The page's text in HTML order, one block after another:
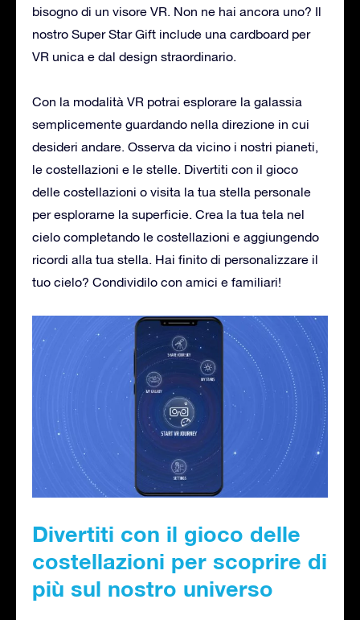
bisogno di un visore VR. Non ne hai ancora uno? Il
nostro Super Star Gift include una cardboard per
VR unica e dal design straordinario.
Con la modalità VR potrai esplorare la galassia
semplicemente guardando nella direzione in cui
desideri andare. Osserva da vicino i nostri pianeti,
le costellazioni e le stelle. Divertiti con il gioco
delle costellazioni o visita la tua stella personale
per esplorarne la superficie. Crea la tua tela nel
cielo completando le costellazioni e aggiungendo
ricordi alla tua stella. Hai finito di personalizzare il
tuo cielo? Condividilo con amici e familiari!
Divertiti con il gioco delle
costellazioni per scoprire di
più sul nostro universo